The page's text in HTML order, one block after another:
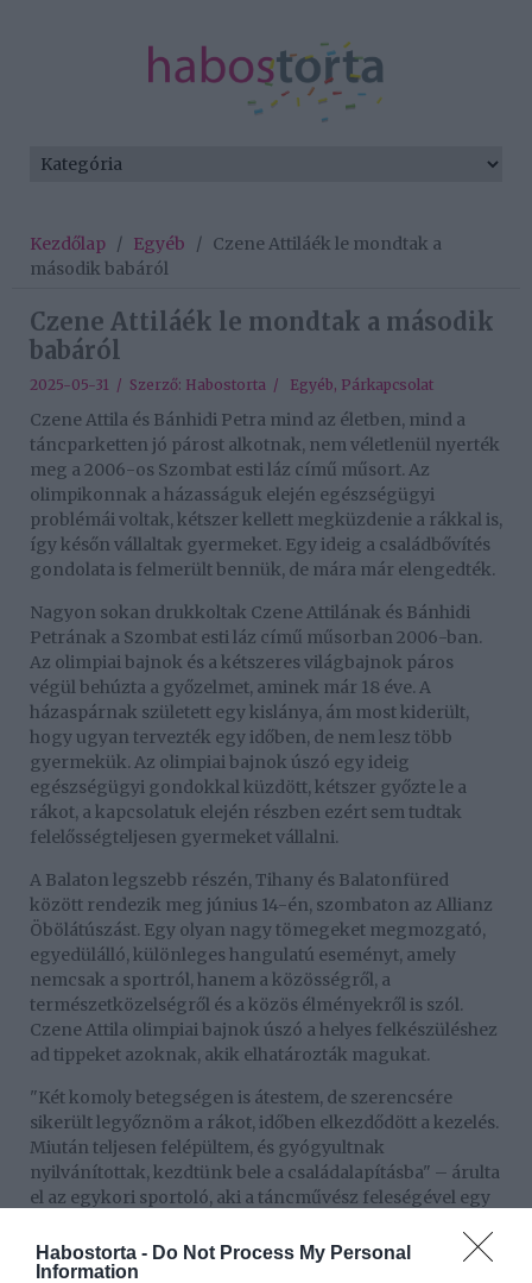
Habostorta - Do Not Process My Personal
Information
Kezdőlap / Egyéb / Czene Attiláék le mondtak a
második babáról
Czene Attiláék le mondtak a második
babáról
2025-05-31 / Szerző: Habostorta / Egyéb, Párkapcsolat
Czene Attila és Bánhidi Petra mind az életben, mind a
táncparketten jó párost alkotnak, nem véletlenül nyerték
meg a 2006-os Szombat esti láz című műsort. Az
olimpikonnak a házasságuk elején egészségügyi
problémái voltak, kétszer kellett megküzdenie a rákkal is,
így későn vállaltak gyermeket. Egy ideig a családbővítés
gondolata is felmerült bennük, de mára már elengedték.
Nagyon sokan drukkoltak Czene Attilának és Bánhidi
Petrának a Szombat esti láz című műsorban 2006-ban.
Az olimpiai bajnok és a kétszeres világbajnok páros
végül behúzta a győzelmet, aminek már 18 éve. A
házaspárnak született egy kislánya, ám most kiderült,
hogy ugyan tervezték egy időben, de nem lesz több
gyermekük. Az olimpiai bajnok úszó egy ideig
egészségügyi gondokkal küzdött, kétszer győzte le a
rákot, a kapcsolatuk elején részben ezért sem tudtak
felelősségteljesen gyermeket vállalni.
A Balaton legszebb részén, Tihany és Balatonfüred
között rendezik meg június 14-én, szombaton az Allianz
Öbölátúszást. Egy olyan nagy tömegeket megmozgató,
egyedülálló, különleges hangulatú eseményt, amely
nemcsak a sportról, hanem a közösségről, a
természetközelségről és a közös élményekről is szól.
Czene Attila olimpiai bajnok úszó a helyes felkészüléshez
ad tippeket azoknak, akik elhatározták magukat.
"Két komoly betegségen is átestem, de szerencsére
sikerült legyőznöm a rákot, időben elkezdődött a kezelés.
Miután teljesen felépültem, és gyógyultnak
nyilvánítottak, kezdtünk bele a családalapításba" – árulta
el az egykori sportoló, aki a táncművész feleségével egy
érkezése után.